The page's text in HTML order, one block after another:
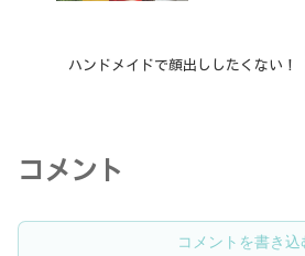
ハンドメイドで顔出ししたくない！
コメント
コメントを書き込